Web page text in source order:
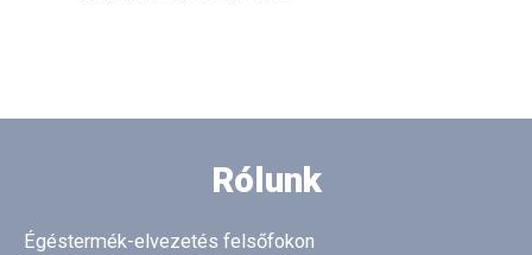
Rólunk
Égéstermék-elvezetés felsőfokon